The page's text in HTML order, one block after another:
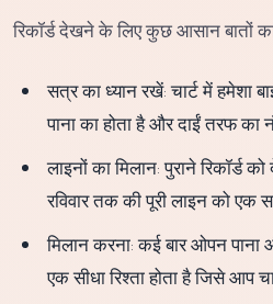
रिकॉर्ड देखने के लिए कुछ आसान बातों
सत्र का ध्यान रखें: चार्ट में हमेशा
पाना का होता है और दाईं तरफ का
लाइनों का मिलान: पुराने रिकॉर्ड
रविवार तक की पूरी लाइन को एक
मिलान करना: कई बार ओपन पाना
एक सीधा रिश्ता होता है जिसे आप